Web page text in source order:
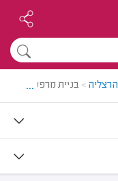
הרצליה > בניית מרפסת מעץ
...